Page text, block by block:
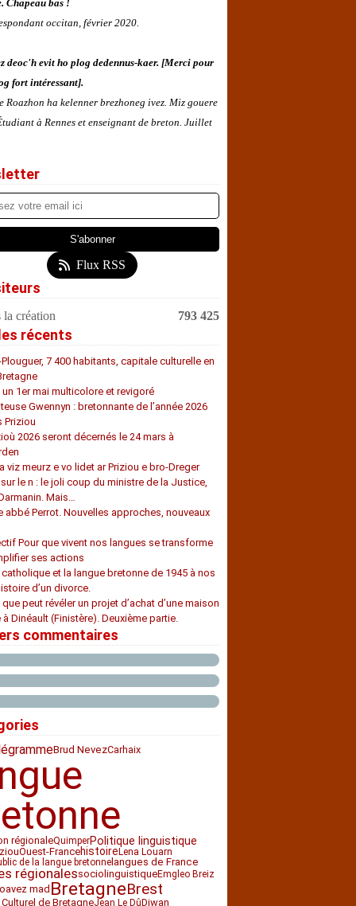
Chapeau bas !
occitan, février 2020.
deoc'h evit ho plog dedennus-kaer. [Merci pour
fort intéressant].
Roazhon ha kelenner brezhoneg ivez. Miz gouere
à Rennes et enseignant de breton. Juillet
Flux RSS
la création 793 425
récents
Plouguer, 7 400 habitants, capitale culturelle en
un 1er mai multicolore et revigoré
Gwennyn : bretonnante de l’année 2026
Priziou
2026 seront décernés le 24 mars à
a viz meurz e vo lidet ar Priziou e bro-Dreger
le n : le joli coup du ministre de la Justice,
Mais…
abbé Perrot. Nouvelles approches, nouveaux
Pour que vivent nos langues se transforme
ses actions
catholique et la langue bretonne de 1945 à nos
d’un divorce.
peut révéler un projet d’achat d’une maison
à Dinéault (Finistère). Deuxième partie.
commentaires
Brud NevezCarhaix
régionaleQuimperPolitique linguistique
Ouest-FrancehistoireLena Louarn
de la langue bretonne langues de France
régionalessociolinguistiqueEmgleo Breiz
mad BretagneBrest
de BretagneJean Le DûDiwan